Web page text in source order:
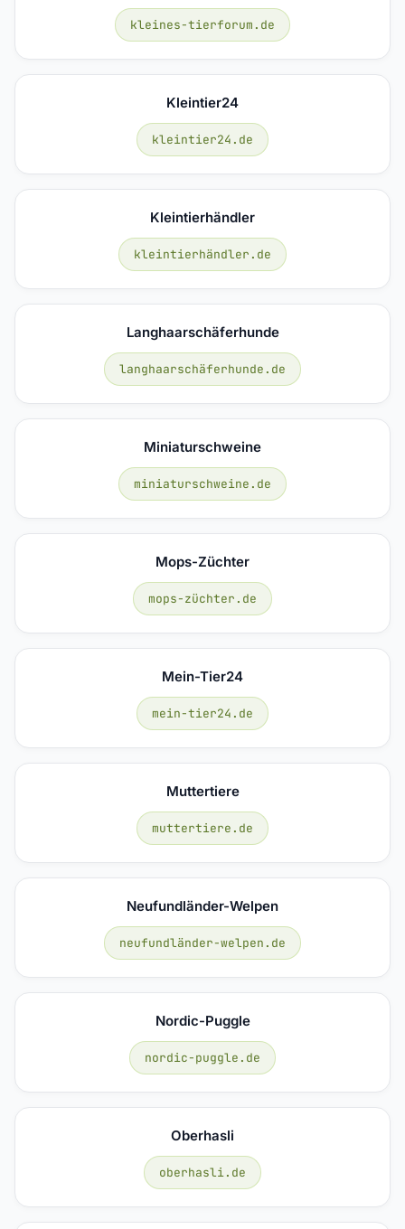
kleines-tierforum.de
Kleintier24
kleintier24.de
Kleintierhändler
kleintierhändler.de
Langhaarschäferhunde
langhaarschäferhunde.de
Miniaturschweine
miniaturschweine.de
Mops-Züchter
mops-züchter.de
Mein-Tier24
mein-tier24.de
Muttertiere
muttertiere.de
Neufundländer-Welpen
neufundländer-welpen.de
Nordic-Puggle
nordic-puggle.de
Oberhasli
oberhasli.de